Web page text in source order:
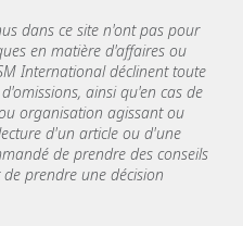
dans ce site n'ont pas pour
en matière d'affaires ou
International déclinent toute
ainsi qu'en cas de
organisation agissant ou
d'un article ou d'une
de prendre des conseils
prendre une décision